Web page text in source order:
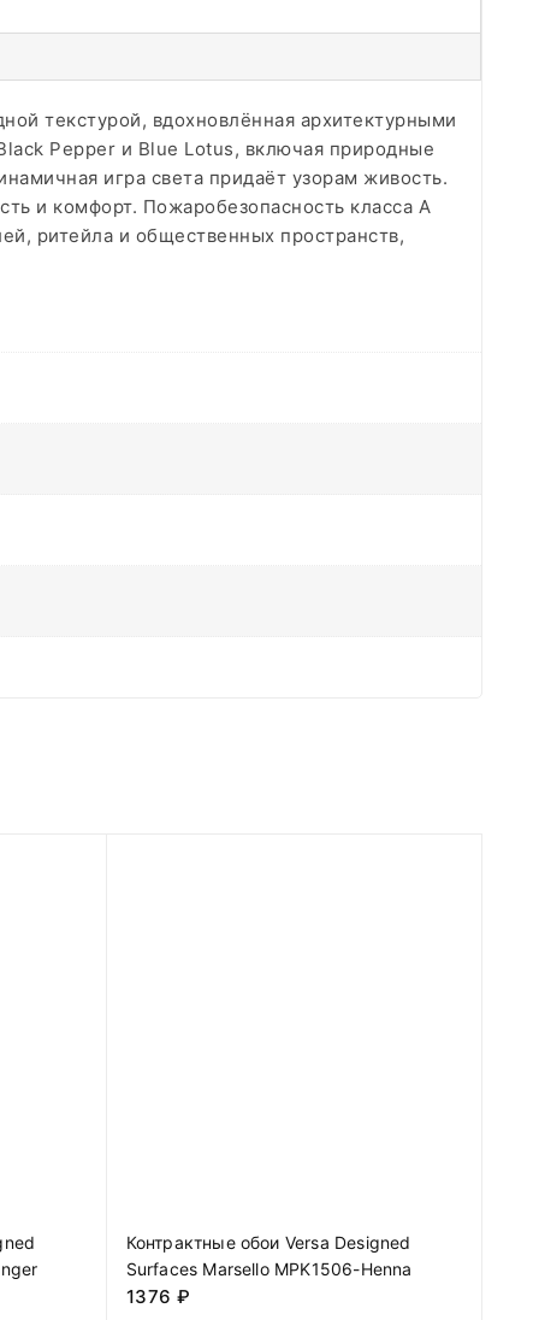
текстурой, вдохновлённая архитектурными
Pepper и Blue Lotus, включая природные
игра света придаёт узорам живость.
и комфорт. Пожаробезопасность класса А
ритейла и общественных пространств,
Контрактные обои Versa Designed
Surfaces Marsello MPK1506-Henna
1376 ₽